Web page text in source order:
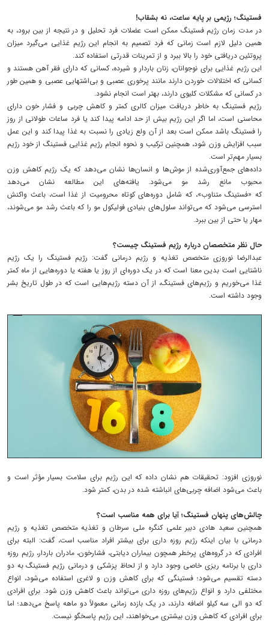
فستینگ؛ رژیمی بر پایه ساعت، نه بشقاب!
در مدت زمان رژیم فستینگ ممکن است عضلات فرد تحلیل و در نتیجه از بین برود، به
همین دلیل لازم است زمانی که فرد تصمیم به انجام این رژیم غذایی می‌گیرد میزان
پروتئین دریافتی خود را بالا ببرد و از تمرینات قدرتی استفاده کند.
این رژیم غذایی برای نوجوانان، زنان باردار و شیرده، کسانی که دارای فقر آهن هستند و
کسانی که اختلالات خوردن دارند مانند پرخوری عصبی و بی‌اشتهایی عصبی و همین طور
در کسانی که مشکلات کلیوی دارند، بهتر است انجام نشود.
رژیم فستینگ به خاطر دریافت میزان کالری کمتر و کاهش چربی و فشار خون دارای
محاسنی است، اما اگر این رژیم بیش از حد ادامه پیدا کند یا فرد ساعات طولانی از روز
را فستینگ باشد ممکن است بعد از آن ولع زیادی را نسبت به غذا پیدا کند و این عمل
سبب افزایش وزن شود، همچنین ترکیب و نحوه انجام رژیم غذایی فستینگ از خود رژیم
بسیار مهم‌تر است.
داده‌های جمع‌آوری‌شده از موش‌ها و انسان‌ها نشان می‌دهد که یک رژیم کاهش وزن
محبوب مانع رشد مو می‌شود. یافته‌های این مطالعه نشان می‌دهد
که «فستینگ متناوب»، که شامل دوره‌های کوتاه محرومیت از غذا است، باعث واکنش
استرسی می‌شود که می‌تواند سلول‌های بنیادی فولیکول مو را که باعث رشد مو می‌شوند،
مهار یا حتی از بین ببرد.
حال نظر متخصصان درباره رژیم فستینگ چیست؟
عبدالرضا نوروزی متخصص تغذیه و رژیم درمانی گفت: رژیم فستینگ را یک رژیم
ناشتایی است بدین معنا است که در یک دوره‌ای از روز یا هفته یا دوره‌هایی از ماه کمتر
غذا می‌خوریم و رژیم‌های فستینگ، از آن دسته رژیم‌هایی است که در طول تاریخ بشر
وجود داشته است.
نوروزی افزود: تحقیقات هم نشان داده که این رژیم برای سلامت بسیار مؤثر است و
باعث می‌شود اضافه چربی‌های انباشته شده در بدن، کمتر شود.
چالش‌های پنهان فستینگ؛ آیا برای همه مناسب است؟
همچنین سعید هادی دبیر علمی کنگره ملی سرطان و تغذیه متخصص تغذیه و رژیم
درمانی با بیان اینکه رژیم روزه داری برای بیشتر افراد مناسب است، گفت: البته برای
افرادی که در گروه‌های پرخطر همچون بیماران دیابتی، فشارخون، مادران باردار، رژیم روزه
داری با برنامه ریزی خاصی وجود دارد و از لحاظ پزشکی و درمانی رژیم فستینگ به دو
دسته تقسیم می‌شود؛ فستینگی که برای کاهش وزن و لاغری استفاده می‌شود، انواع
مختلفی دارد و انواع رژیم‌های روزه داری می‌تواند باعث کاهش وزن شود. برای افرادی
که دو الی سه کیلو اضافه دارند، در یک بازده زمانی معمولاً دو ماهه پاسخ می‌دهد؛ اما
برای افرادی که کاهش وزن بیشتری می‌خواهند، این رژیم پاسخگو نیست.